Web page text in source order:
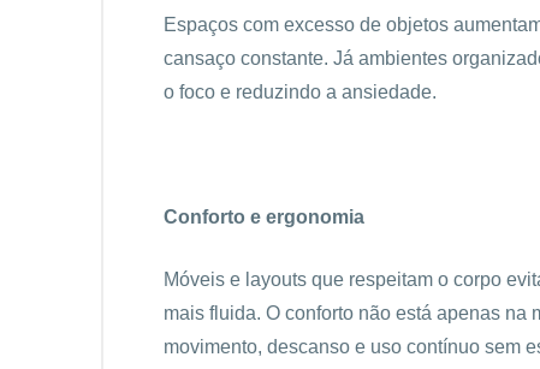
Espaços com excesso de objetos
cansaço constante. Já ambientes
o foco e reduzindo a ansiedade.
Conforto e ergonomia
Móveis e layouts que respeitam o corpo
mais fluida. O conforto não está apenas na
movimento, descanso e uso contínuo sem